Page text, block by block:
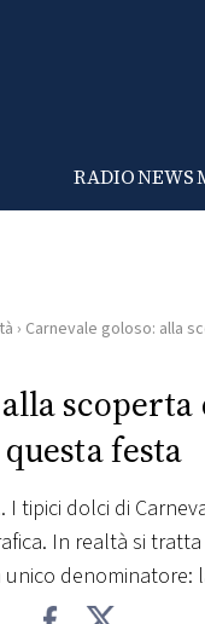
RADIONEWS
› Carnevale goloso: alla
festa
I tipici dolci di
In realtà si
unico denominatore: